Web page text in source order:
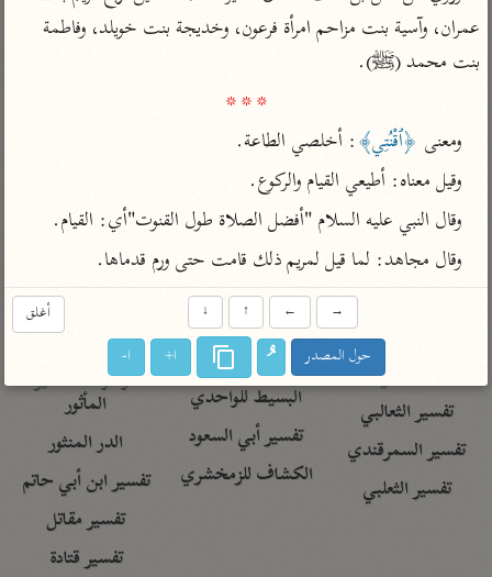
تفسير الماوردي
تفسير ابن القيم
تفسير ابن تيمية
عامّة
تفسير السمعاني
محاسن التأويل
للقاسمي
تفسير الثعالبي
تفسير السمرقندي
تفسير الثعلبي
أضواء البيان
نظم الدرر للبقاعي
لغة وبلاغة
التحرير والتنوير
المحرر الوجيز لابن
عطية
البحر المحيط لأبي
حيان
البسيط للواحدي
تفسير أبي السعود
الكشاف للزمخشري
مركَّزة العبارة
الوجيز للواحدي
تفسير ابن أبي زمنين
آثار
موسوعة التفسير
المأثور
الدر المنثور
تفسير ابن أبي حاتم
تفسير مقاتل
تفسير قتادة
بنت محمد (ﷺ).
* * *
ومعنى ﴿ٱقْنُتِي﴾: أخلصي الطاعة.
وقيل معناه: أطيعي القيام والركوع.
وقال النبي عليه السلام "أفضل الصلاة طول القنوت"أي: القيام.
وقال مجاهد: لما قيل لمريم ذلك قامت حتى ورم قدماها.
أغلق →
←
↑
↓
حول المصدر ا+ ا-